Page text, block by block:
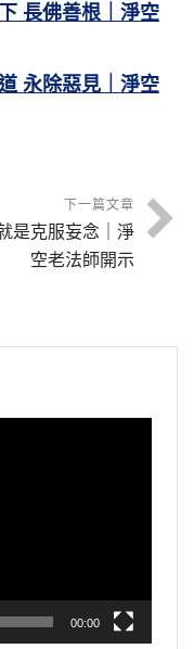
長佛善根｜淨空
永除惡見｜淨空
下一篇文章
是克服妄念｜淨
空老法師開示
00:00